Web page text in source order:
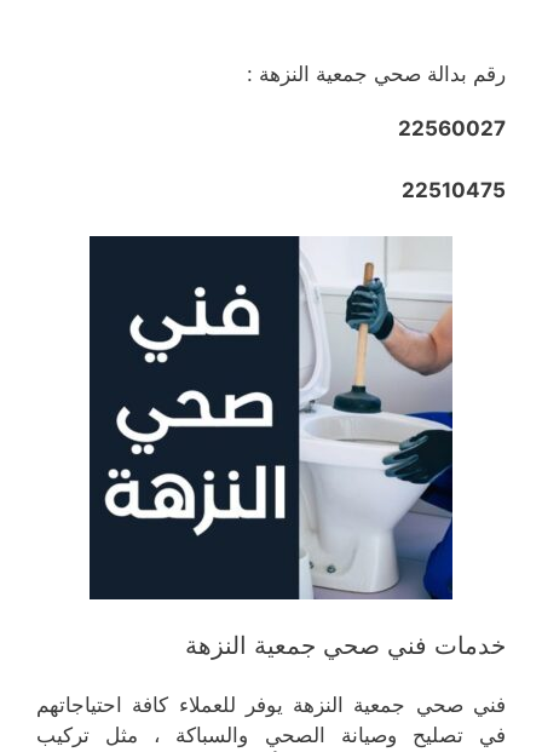
رقم بدالة صحي جمعية النزهة :
22560027
22510475
خدمات فني صحي جمعية النزهة
فني صحي جمعية النزهة يوفر للعملاء كافة احتياجاتهم
في تصليح وصيانة الصحي والسباكة ، مثل تركيب